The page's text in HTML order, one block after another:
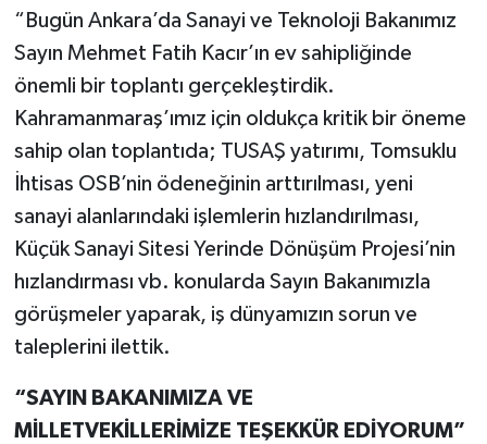
“Bugün Ankara’da Sanayi ve Teknoloji Bakanımız
Sayın Mehmet Fatih Kacır’ın ev sahipliğinde
önemli bir toplantı gerçekleştirdik.
Kahramanmaraş’ımız için oldukça kritik bir öneme
sahip olan toplantıda; TUSAŞ yatırımı, Tomsuklu
İhtisas OSB’nin ödeneğinin arttırılması, yeni
sanayi alanlarındaki işlemlerin hızlandırılması,
Küçük Sanayi Sitesi Yerinde Dönüşüm Projesi’nin
hızlandırması vb. konularda Sayın Bakanımızla
görüşmeler yaparak, iş dünyamızın sorun ve
taleplerini ilettik.
“SAYIN BAKANIMIZA VE
MİLLETVEKİLLERİMİZE TEŞEKKÜR EDİYORUM”